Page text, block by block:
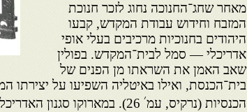
מאחר שחג־החנוכה נחוג לזכר חנוכת
המזבח וחידוש עבודת המקדש, קבעו
היהודים בחנוכיות מרכיבים בעלי אופי
אדריכלי — סמל לבית־המקדש. בפולין
שאב האמן את השראתו מן הפנים של
בית־הכנסת, ואילו באיטליה השפיעו על יצירתו
הכנסיות (נרקיס, עמ׳
26). במארוקו סגנון